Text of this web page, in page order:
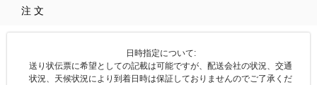
注文
日時指定について:
送り状伝票に希望としての記載は可能ですが、配送会社の状況、交通
状況、天候状況により到着日時は保証しておりませんのでご了承くだ